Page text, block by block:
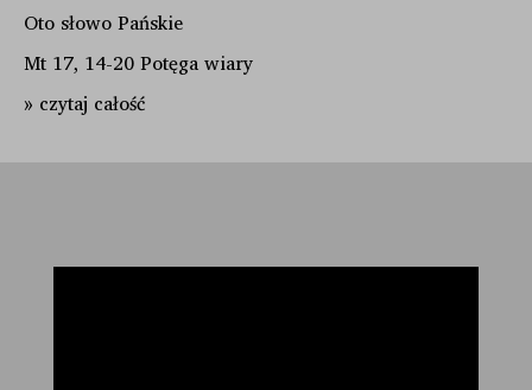
Oto słowo Pańskie
Mt 17, 14-20 Potęga wiary
» czytaj całość